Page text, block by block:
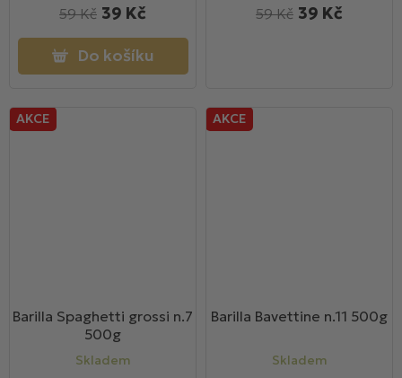
39 Kč
59 Kč
Do košíku
39 Kč
59 Kč
AKCE
Barilla Spaghetti grossi n.7
500g
Skladem
AKCE
Barilla Bavettine n.11 500g
Skladem